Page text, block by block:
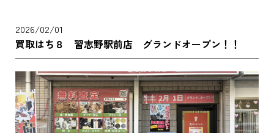
2026/02/01
買取はち８ 習志野駅前店 グランドオープン！！